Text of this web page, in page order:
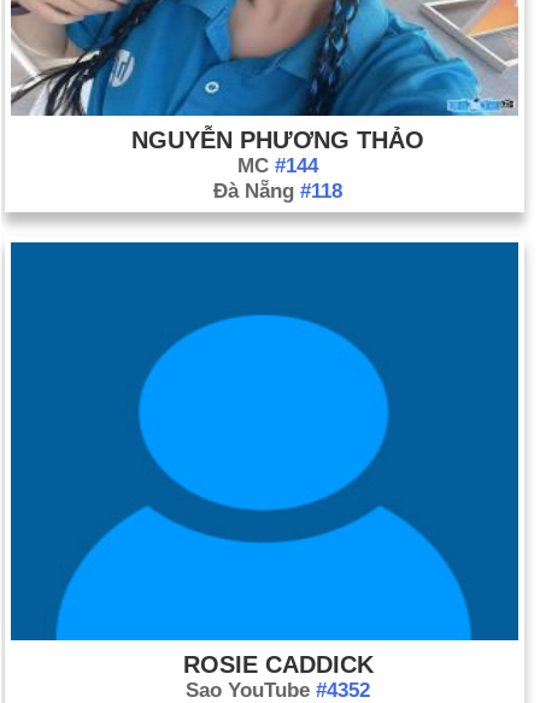
NGUYỄN PHƯƠNG THẢO
MC #144
Đà Nẵng #118
ROSIE CADDICK
Sao YouTube #4352